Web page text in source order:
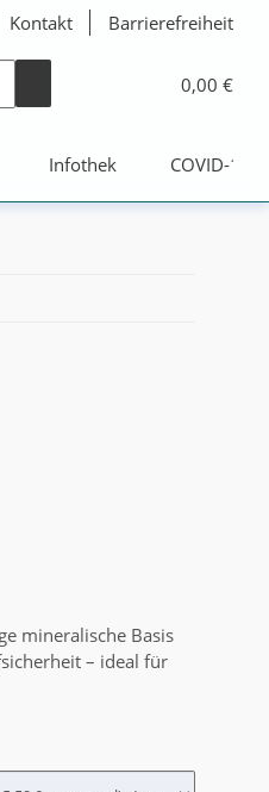
Kontakt Barrierefreiheit
0,00 €
Infothek COVID-19
mineralische Basis
– ideal für